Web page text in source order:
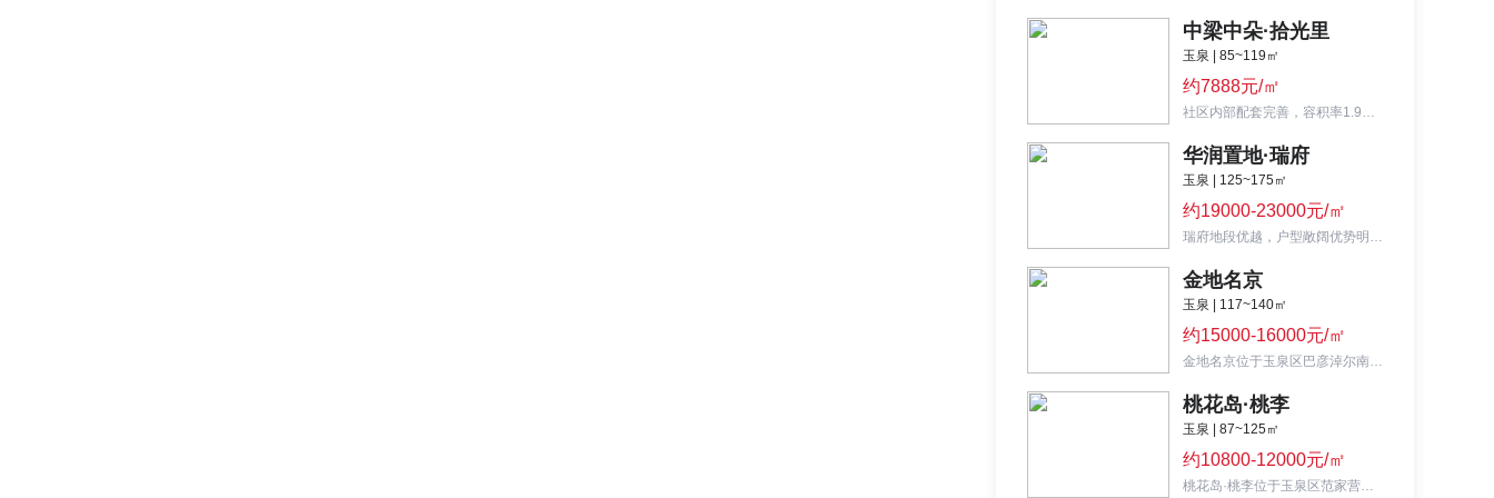
中梁中朵·拾光里
玉泉 | 85~119㎡
约7888元/㎡
社区内部配套完善，容积率1.9，拥有十大安防系统。
华润置地·瑞府
玉泉 | 125~175㎡
约19000-23000元/㎡
瑞府地段优越，户型敞阔优势明显，适合作为改善房。
金地名京
玉泉 | 117~140㎡
约15000-16000元/㎡
金地名京位于玉泉区巴彦淖尔南路与南二环交汇处南行500米,大河院落，城市洋房
桃花岛·桃李
玉泉 | 87~125㎡
约10800-12000元/㎡
桃花岛·桃李位于玉泉区范家营板块，紧邻南二环，45-80米楼间距。